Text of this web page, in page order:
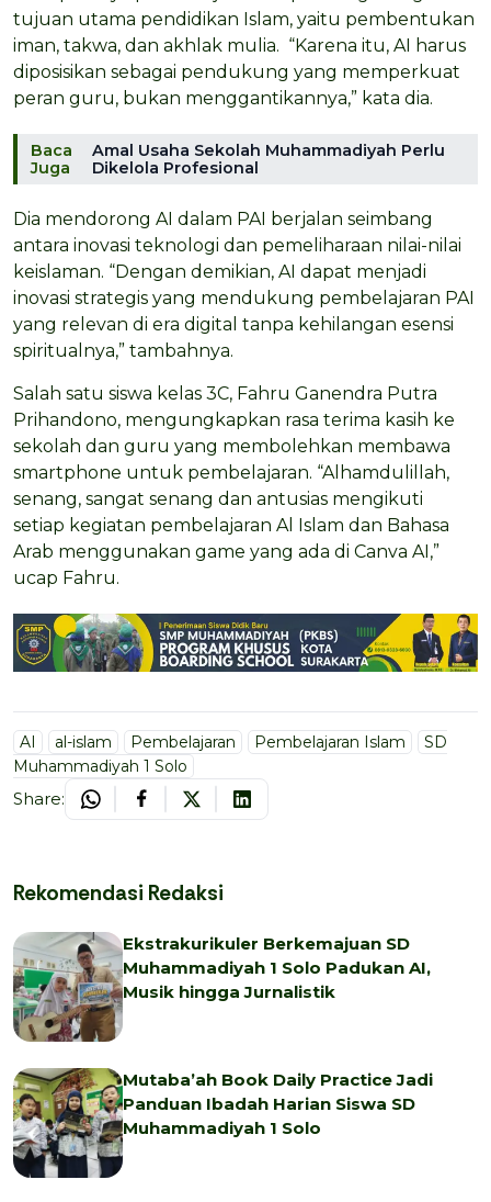
tujuan utama pendidikan Islam, yaitu pembentukan
iman, takwa, dan akhlak mulia. “Karena itu, AI harus
diposisikan sebagai pendukung yang memperkuat
peran guru, bukan menggantikannya,” kata dia.
Baca
Juga
Amal Usaha Sekolah Muhammadiyah Perlu
Dikelola Profesional
Dia mendorong AI dalam PAI berjalan seimbang
antara inovasi teknologi dan pemeliharaan nilai-nilai
keislaman. “Dengan demikian, AI dapat menjadi
inovasi strategis yang mendukung pembelajaran PAI
yang relevan di era digital tanpa kehilangan esensi
spiritualnya,” tambahnya.
Salah satu siswa kelas 3C, Fahru Ganendra Putra
Prihandono, mengungkapkan rasa terima kasih ke
sekolah dan guru yang membolehkan membawa
smartphone untuk pembelajaran. “Alhamdulillah,
senang, sangat senang dan antusias mengikuti
setiap kegiatan pembelajaran Al Islam dan Bahasa
Arab menggunakan game yang ada di Canva AI,”
ucap Fahru.
AI al-islam Pembelajaran Pembelajaran Islam
SD
Muhammadiyah 1 Solo
Share:
Rekomendasi Redaksi
Ekstrakurikuler Berkemajuan SD
Muhammadiyah 1 Solo Padukan AI,
Musik hingga Jurnalistik
Mutaba’ah Book Daily Practice Jadi
Panduan Ibadah Harian Siswa SD
Muhammadiyah 1 Solo